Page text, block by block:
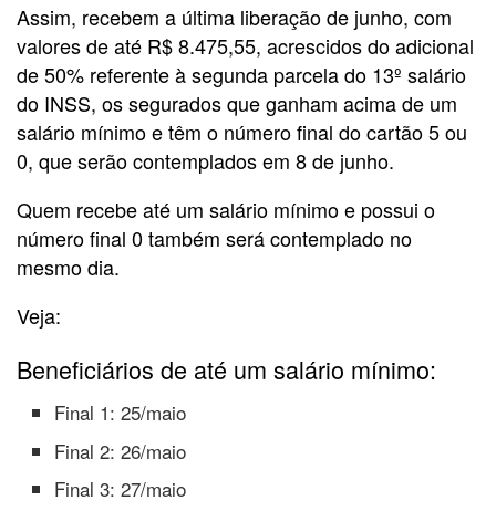
Assim, recebem a última liberação de junho, com
valores de até R$ 8.475,55, acrescidos do adicional
de 50% referente à segunda parcela do 13º salário
do INSS, os segurados que ganham acima de um
salário mínimo e têm o número final do cartão 5 ou
0, que serão contemplados em 8 de junho.
Quem recebe até um salário mínimo e possui o
número final 0 também será contemplado no
mesmo dia.
Veja:
Beneficiários de até um salário mínimo:
Final 1: 25/maio
Final 2: 26/maio
Final 3: 27/maio